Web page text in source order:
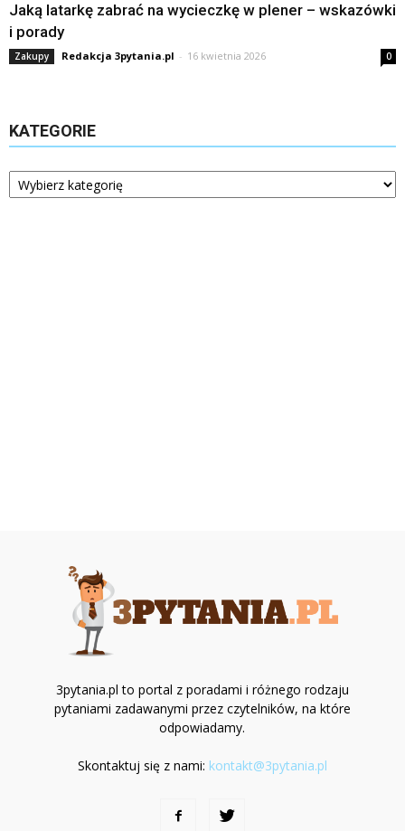
Jaką latarkę zabrać na wycieczkę w plener – wskazówki
i porady
Zakupy Redakcja 3pytania.pl - 16 kwietnia 2026 0
KATEGORIE
Kategorie
3pytania.pl to portal z poradami i różnego rodzaju
pytaniami zadawanymi przez czytelników, na które
odpowiadamy.
Skontaktuj się z nami: kontakt@3pytania.pl